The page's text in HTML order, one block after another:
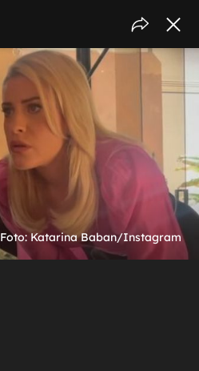
Foto: Katarina Baban/Instagram